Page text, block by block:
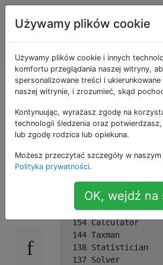
Programowanie
puzzli i Code
Golf
Zrób
aby zostać
wzgórza!
Tabela
  154 Calculator
  144 Taxman
  138 Statistician
  137 Solver
Używamy plików cookie
Używamy plików cookie i innych
komfortu przeglądania naszej witryny,
spersonalizowane treści i
naszej witrynie, i zrozumieć, skąd
Kontynuując, wyrażasz zgodę na
technologii śledzenia oraz
lub zgodę rodzica lub opiekuna.
Możesz przeczytać szczegóły w naszym
Polityka prywatności.
OK, wejdź na